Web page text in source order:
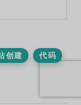
创建 代码